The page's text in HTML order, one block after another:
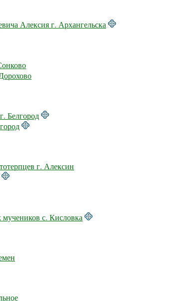
Алексия г. Архангельска
Белгород
г. Алексин
с. Кисловка